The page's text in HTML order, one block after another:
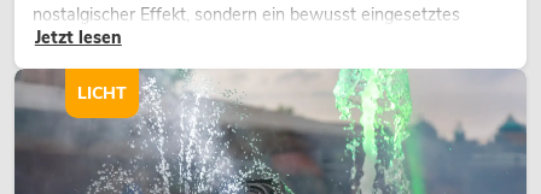
nostalgischer Effekt, sondern ein bewusst eingesetztes
Gestaltungsmittel: Es schafft Atmosphäre, gibt Szenen
Charakter und kann technische LED-Setups emotionaler
wirken lassen.
Jetzt lesen
LICHT